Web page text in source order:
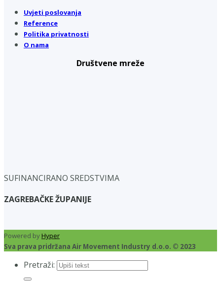
Uvjeti poslovanja
Reference
Politika privatnosti
O nama
Društvene mreže
SUFINANCIRANO SREDSTVIMA
ZAGREBAČKE ŽUPANIJE
Powered byHyper
Sva prava pridržana Air Movement Industry d.o.o. © 2023
Pretraži: